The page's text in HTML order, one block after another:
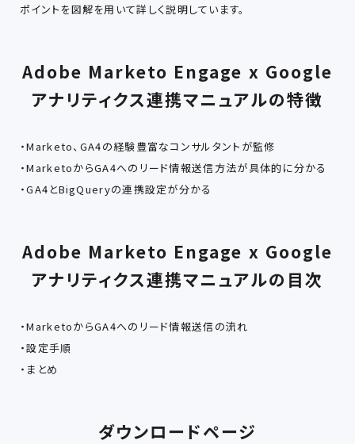
ポイントを図解を用いて詳しく説明しています。
Adobe Marketo Engage x Google
アナリティクス連携マニュアルの特徴
・Marketo、GA4の経験豊富なコンサルタントが監修
・MarketoからGA4へのリード情報送信方法が具体的に分かる
・GA4とBigQueryの連携設定が分かる
Adobe Marketo Engage x Google
アナリティクス連携マニュアルの目次
・MarketoからGA4へのリード情報送信の流れ
・設定手順
・まとめ
ダウンロードページ